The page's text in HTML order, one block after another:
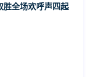
胜全场欢呼声四起